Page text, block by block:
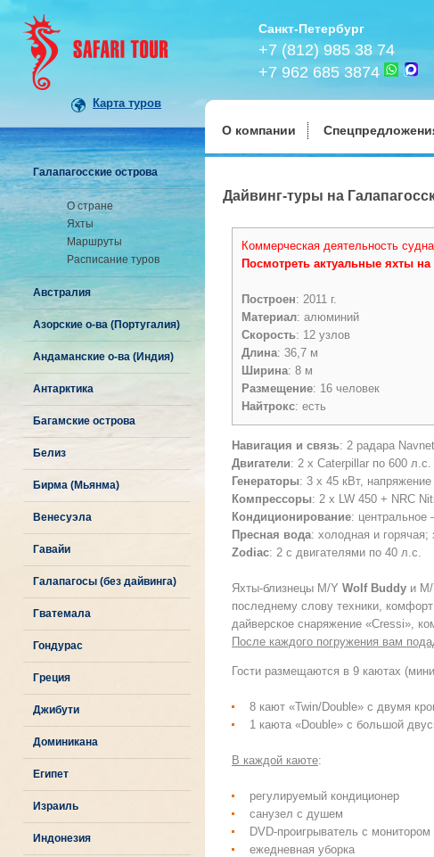
Карта туров
Санкт-Петербург
+7 (812) 985 38 74
+7 962 685 3874
О компании
Галапагосские острова
О стране
Яхты
Маршруты
Расписание туров
Австралия
Азорские о-ва (Португалия)
Андаманские о-ва (Индия)
Антарктика
Багамские острова
Белиз
Бирма (Мьянма)
Венесуэла
Гавайи
Галапагосы (без дайвинга)
Гватемала
Гондурас
Греция
Джибути
Доминикана
Египет
Израиль
Индонезия
Дайвинг-туры на
Коммерческая деятельность
Посмотреть актуальные яхты
Построен: 2011 г.
Материал: алюминий
Скорость: 12 узлов
Длина: 36,7 м
Ширина: 8 м
Размещение: 16 человек
Найтрокс: есть
Навигация и связь: 2 радара
Двигатели: 2 х Caterpillar по 600 л.с.
Генераторы: 3 x 45 кВт,
Компрессоры: 2 x LW 450 + NRC
Кондиционирование: центральное
Пресная вода: холодная и
Zodiac: 2 с двигателями по 40 л.с.
Яхты-близнецы M/Y Wolf Buddy и
последнему слову техники,
дайверское снаряжение «Cressi»,
После каждого погружения вам
Гости размещаются в 9 каютах
8 кают «Twin/Double» с двумя
1 каюта «Double» с большой
В каждой каюте:
регулируемый кондиционер
санузел с душем
DVD-проигрыватель с
ежедневная уборка